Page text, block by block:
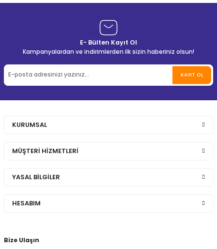
E- Bülten Kayıt Ol
Kampanyalardan ve indirimlerden ilk sizin haberiniz olsun!
KAYIT OL
Bize Ulaşın
KURUMSAL
MÜŞTERİ HİZMETLERİ
YASAL BİLGİLER
HESABIM